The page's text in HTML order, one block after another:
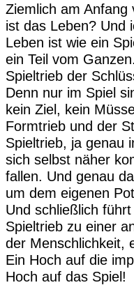
Ziemlich am Anfang
ist das Leben? Und
Leben ist wie ein
ein Teil vom
Spieltrieb der
Denn nur im Spiel
kein Ziel, kein
Formtrieb und der
Spieltrieb, ja genau
sich selbst näher
fallen. Und genau
um dem eigenen
Und schließlich
Spieltrieb zu einer
der Menschlichkeit,
Ein Hoch auf die
Hoch auf das Spiel!